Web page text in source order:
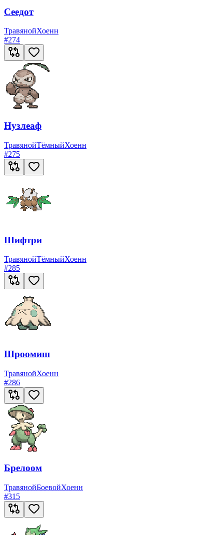
Сеедот
ТравянойХоенн
#274
Нузлеаф
ТравянойТёмныйХоенн
#275
Шифтри
ТравянойТёмныйХоенн
#285
Шроомиш
ТравянойХоенн
#286
Брелоом
ТравянойБоевойХоенн
#315